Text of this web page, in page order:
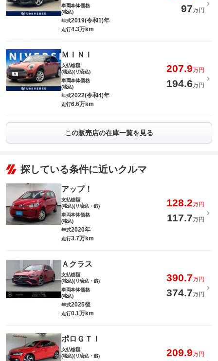
車両本体価格
(税込)
97万円
年式2019(令和1)年
走行4.3万km
ＭＩＮＩ
支払総額
(税込)(リ済込)
207.9万円
車両本体価格
(税込)
194.6万円
年式2022(令和4)年
走行6.6万km
この販売店の在庫一覧を見る
探している条件に近いクルマ
アップ！
支払総額
(税込)(リ済込・追)
128.2万円
車両本体価格
(税込)
117.7万円
年式2020年
走行3.7万km
Ａクラス
支払総額
(税込)(リ済込・追)
390.7万円
車両本体価格
(税込)
374.7万円
年式2025後
走行0.1万km
ポロＧＴＩ
支払総額
(税込)(リ済込・追)
209.9万円